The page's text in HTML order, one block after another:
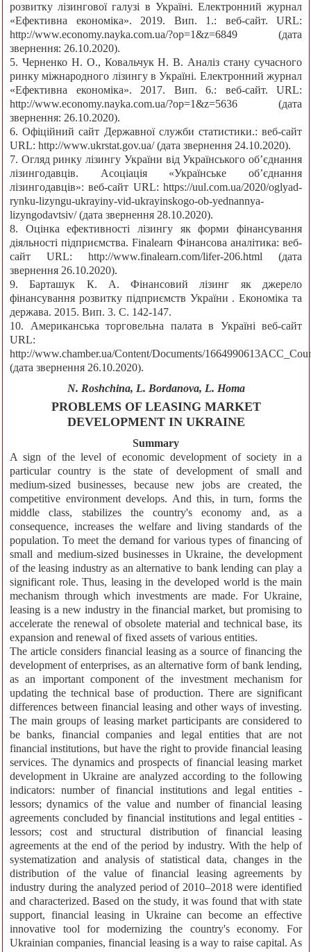
розвитку лізингової галузі в Україні. Електронний журнал
«Ефективна економіка». 2019. Вип. 1.: веб-сайт. URL:
http://www.economy.nayka.com.ua/?op=1&z=6849 (дата
звернення: 26.10.2020).
5. Черненко Н. О., Ковальчук Н. В. Аналіз стану сучасного
ринку міжнародного лізингу в Україні. Електронний журнал
«Ефективна економіка». 2017. Вип. 6.: веб-сайт. URL:
http://www.economy.nayka.com.ua/?op=1&z=5636 (дата
звернення: 26.10.2020).
6. Офіційний сайт Державної служби статистики.: веб-сайт
URL: http://www.ukrstat.gov.ua/ (дата звернення 24.10.2020).
7. Огляд ринку лізингу України від Українського об’єднання
лізингодавців. Асоціація «Українське об’єднання
лізингодавців»: веб-сайт URL: https://uul.com.ua/2020/oglyad-
rynku-lizyngu-ukrayiny-vid-ukrayinskogo-ob-yednannya-
lizyngodavtsiv/ (дата звернення 28.10.2020).
8. Оцінка ефективності лізингу як форми фінансування
діяльності підприємства. Finalearn Фінансова аналітика: веб-
сайт URL: http://www.finalearn.com/lifer-206.html (дата
звернення 26.10.2020).
9. Барташук К. А. Фінансовий лізинг як джерело
фінансування розвитку підприємств України . Економіка та
держава. 2015. Вип. 3. С. 142-147.
10. Американська торговельна палата в Україні веб-сайт
URL:
http://www.chamber.ua/Content/Documents/
(дата звернення 26.10.2020).
N. Roshchina, L. Bordanova, L. Homa
PROBLEMS OF LEASING MARKET
DEVELOPMENT IN UKRAINE
Summary
A sign of the level of economic development of society in a
particular country is the state of development of small and
medium-sized businesses, because new jobs are created, the
competitive environment develops. And this, in turn, forms the
middle class, stabilizes the country's economy and, as a
consequence, increases the welfare and living standards of the
population. To meet the demand for various types of financing of
small and medium-sized businesses in Ukraine, the development
of the leasing industry as an alternative to bank lending can play a
significant role. Thus, leasing in the developed world is the main
mechanism through which investments are made. For Ukraine,
leasing is a new industry in the financial market, but promising to
accelerate the renewal of obsolete material and technical base, its
expansion and renewal of fixed assets of various entities.
The article considers financial leasing as a source of financing the
development of enterprises, as an alternative form of bank lending,
as an important component of the investment mechanism for
updating the technical base of production. There are significant
differences between financial leasing and other ways of investing.
The main groups of leasing market participants are considered to
be banks, financial companies and legal entities that are not
financial institutions, but have the right to provide financial leasing
services. The dynamics and prospects of financial leasing market
development in Ukraine are analyzed according to the following
indicators: number of financial institutions and legal entities -
lessors; dynamics of the value and number of financial leasing
agreements concluded by financial institutions and legal entities -
lessors; cost and structural distribution of financial leasing
agreements at the end of the period by industry. With the help of
systematization and analysis of statistical data, changes in the
distribution of the value of financial leasing agreements by
industry during the analyzed period of 2010–2018 were identified
and characterized. Based on the study, it was found that with state
support, financial leasing in Ukraine can become an effective
innovative tool for modernizing the country's economy. For
Ukrainian companies, financial leasing is a way to raise capital. As